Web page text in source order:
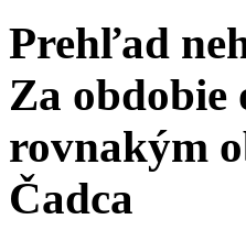
Prehľad
Za obdobie
rovnakým
Čadca